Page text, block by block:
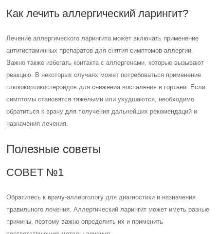
Как лечить аллергический ларингит?
Лечение аллергического ларингита может включать применение
антигистаминных препаратов для снятия симптомов аллергии.
Важно также избегать контакта с аллергенами, которые вызывают
реакцию. В некоторых случаях может потребоваться применение
глюкокортикостероидов для снижения воспаления в гортани. Если
симптомы становятся тяжелыми или ухудшаются, необходимо
обратиться к врачу для получения дальнейших рекомендаций и
назначения лечения.
Полезные советы
СОВЕТ №1
Обратитесь к врачу-аллергологу для диагностики и назначения
правильного лечения. Аллергический ларингит может иметь разные
причины, поэтому важно определить их и применить